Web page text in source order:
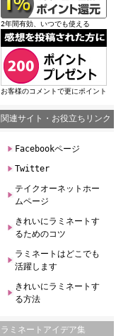
2年間有効、いつでも使える
お客様のコメントで更にポイント
関連サイト・お役立ちリンク
Facebookページ
Twitter
テイクオーネットホー
ムページ
きれいにラミネートす
るためのコツ
ラミネートはどこでも
活躍します
きれいにラミネートす
る方法
ラミネートアイデア集